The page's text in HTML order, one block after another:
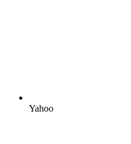
Yahoo